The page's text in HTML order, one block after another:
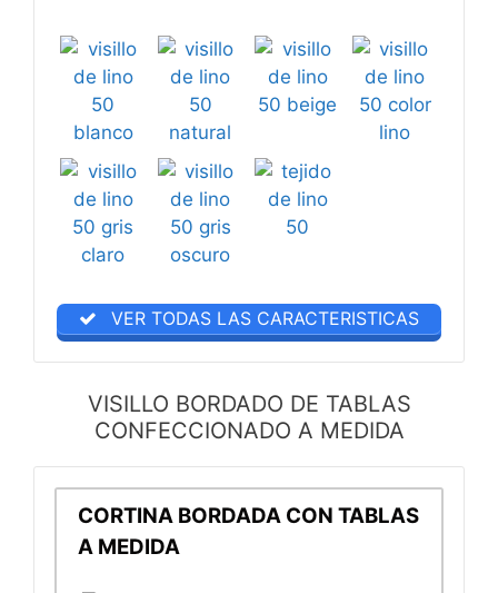
VER TODAS LAS CARACTERISTICAS
VISILLO BORDADO DE TABLAS
CONFECCIONADO A MEDIDA
CORTINA BORDADA CON TABLAS
A MEDIDA